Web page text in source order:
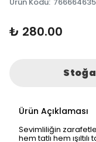
₺ 280.00
Ürün Açıklaması
Sevimliliğin
hem tatlı hem